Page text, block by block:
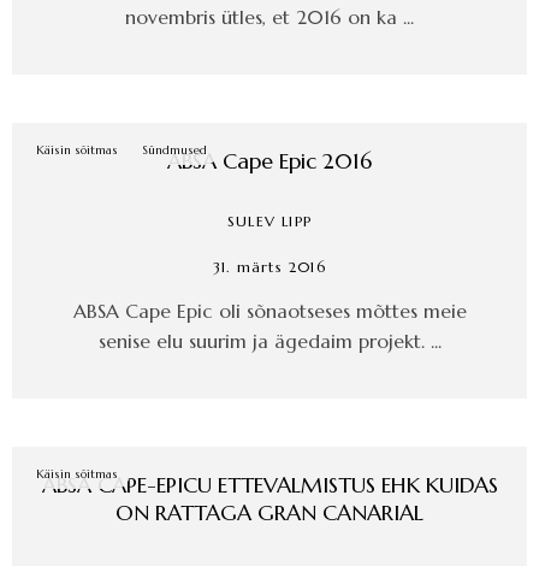
novembris ütles, et 2016 on ka ...
Käisin sõitmas Sündmused
ABSA Cape Epic 2016
SULEV LIPP
31. märts 2016
ABSA Cape Epic oli sõnaotseses mõttes meie
senise elu suurim ja ägedaim projekt. ...
Käisin sõitmas
ABSA CAPE-EPICU ETTEVALMISTUS EHK KUIDAS
ON RATTAGA GRAN CANARIAL